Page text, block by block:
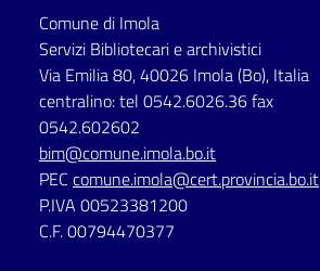
lettura
Seguici
su
Comune di Imola
Servizi Bibliotecari e archivistici
Via Emilia 80, 40026 Imola (Bo), Italia
centralino: tel 0542.6026.36 fax
0542.602602
bim@comune.imola.bo.it
PEC comune.imola@cert.provincia.bo.it
P.IVA 00523381200
C.F. 00794470377